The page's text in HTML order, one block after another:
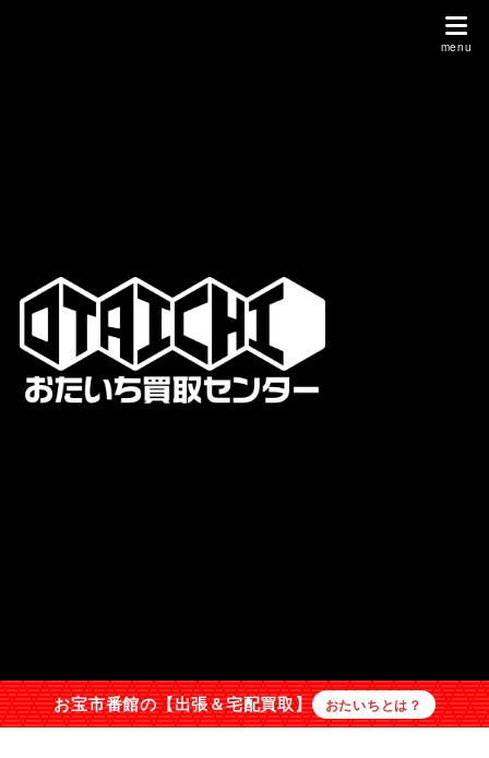
お宝市番館の【出張＆宅配買取】 おたいちとは？